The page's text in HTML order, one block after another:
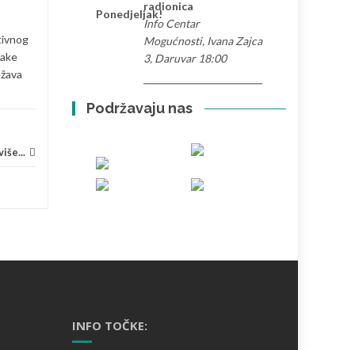
održanom 25. travnja 2026. u
Daruvaru, Udruga Impress
predstavila je svoj rad...
Pročitaj više...
Ponedjeljak!
radionica
Info Centar
Mogućnosti, Ivana Zajca
3, Daruvar 18:00
Podržavaju nas
INFO TOČKE: